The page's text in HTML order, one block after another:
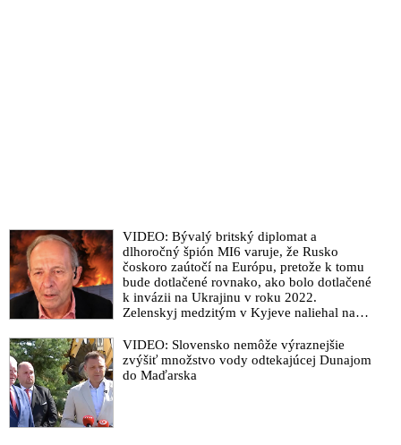
VIDEO: Bývalý britský diplomat a
dlhoročný špión MI6 varuje, že Rusko
čoskoro zaútočí na Európu, pretože k tomu
bude dotlačené rovnako, ako bolo dotlačené
k invázii na Ukrajinu v roku 2022.
Zelenskyj medzitým v Kyjeve naliehal na
zháňali energie pre Ukrajinu na zimu. Putin
vraj bude mobilizovať a vojna sa do zimy
pravdepodobne neskončí
VIDEO: Slovensko nemôže výraznejšie
zvýšiť množstvo vody odtekajúcej Dunajom
do Maďarska